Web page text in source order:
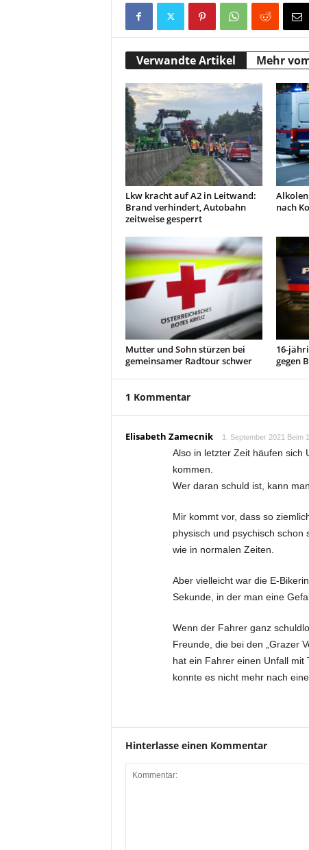
Verwandte Artikel Mehr
Lkw kracht auf A2 in Leitwand:
Brand verhindert, Autobahn
zeitweise gesperrt
nach
Mutter und Sohn stürzen bei
gemeinsamer Radtour schwer
16-
gegen
1 Kommentar
Elisabeth Zamecnik 1. September 2021 Beim
Also in letzter Zeit häufen sich
kommen.
Wer daran schuld ist, kann
Mir kommt vor, dass so
physisch und psychisch schon
wie in normalen Zeiten.
Aber vielleicht war die E-
Sekunde, in der man eine
Wenn der Fahrer ganz
Freunde, die bei den „Grazer
hat ein Fahrer einen Unfall
konnte es nicht mehr nach
Hinterlasse einen Kommentar